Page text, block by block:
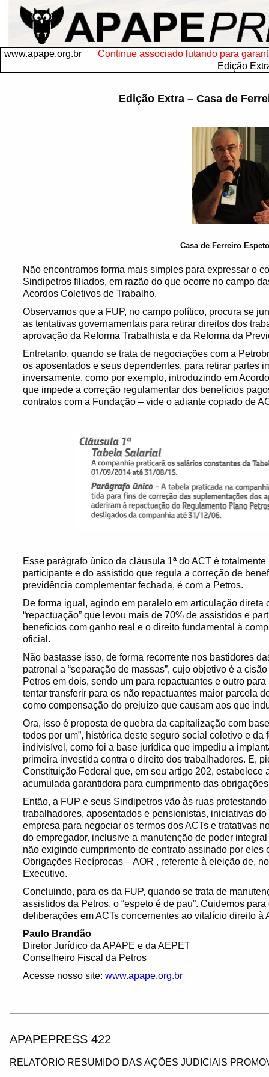
www.apape.org.br
Continue associado lutando para
Edição
Edição Extra – Casa de
Casa de Ferreiro
Não encontramos forma mais simples para expressar o
Sindipetros filiados, em razão do que ocorre no campo
Acordos Coletivos de Trabalho.
Observamos que a FUP, no campo político, procura se
as tentativas governamentais para retirar direitos dos
aprovação da Reforma Trabalhista e da Reforma da
Entretanto, quando se trata de negociações com a
os aposentados e seus dependentes, para retirar partes
inversamente, como por exemplo, introduzindo em
que impede a correção regulamentar dos benefícios
contratos com a Fundação – vide o adiante copiado de
Esse parágrafo único da cláusula 1ª do ACT é
participante e do assistido que regula a correção de
previdência complementar fechada, é com a Petros.
De forma igual, agindo em paralelo em articulação direta
“repactuação” que levou mais de 70% de assistidos e
benefícios com ganho real e o direito fundamental à
oficial.
Não bastasse isso, de forma recorrente nos bastidores
patronal a “separação de massas”, cujo objetivo é a
Petros em dois, sendo um para repactuantes e outro
tentar transferir para os não repactuantes maior parcela
como compensação do prejuízo que causam aos que
Ora, isso é proposta de quebra da capitalização com
todos por um”, histórica deste seguro social coletivo e
indivisível, como foi a base jurídica que impediu a
primeira investida contra o direito dos trabalhadores. E,
Constituição Federal que, em seu artigo 202, estabelece
acumulada garantidora para cumprimento das
Então, a FUP e seus Sindipetros vão às ruas
trabalhadores, aposentados e pensionistas, iniciativas
empresa para negociar os termos dos ACTs e tratativas
do empregador, inclusive a manutenção de poder
não exigindo cumprimento de contrato assinado por eles
Obrigações Recíprocas – AOR , referente à eleição de,
Executivo.
Concluindo, para os da FUP, quando se trata de
assistidos da Petros, o “espeto é de pau”. Cuidemos
deliberações em ACTs concernentes ao vitalício direito à
Paulo Brandão
Diretor Jurídico da APAPE e da AEPET
Conselheiro Fiscal da Petros
Acesse nosso site: www.apape.org.br
APAPEPRESS 422
RELATÓRIO RESUMIDO DAS AÇÕES JUDICIAIS